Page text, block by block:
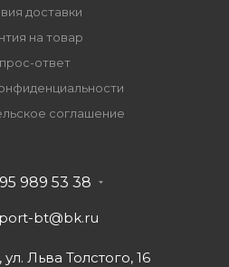
доставки
на товар
ответ
соглашение
989 53 38
bt@bk.ru
Льва Толстого, 16